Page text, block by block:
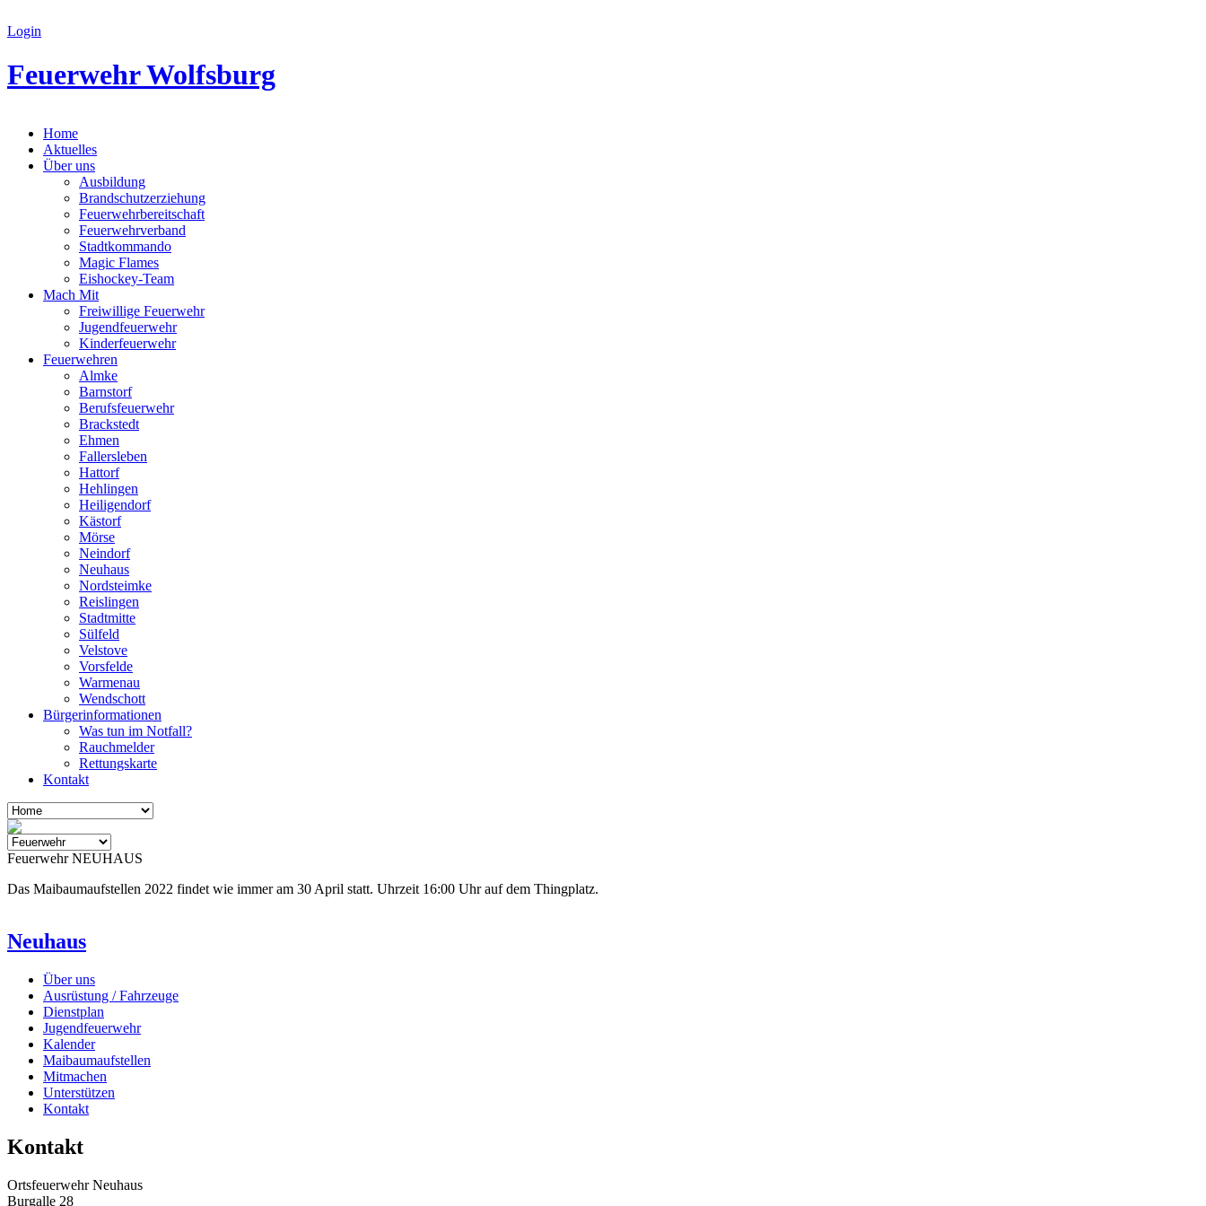
Login
Feuerwehr Wolfsburg
Home
Aktuelles
Über uns
Ausbildung
Brandschutzerziehung
Feuerwehrbereitschaft
Feuerwehrverband
Stadtkommando
Magic Flames
Eishockey-Team
Mach Mit
Freiwillige Feuerwehr
Jugendfeuerwehr
Kinderfeuerwehr
Feuerwehren
Almke
Barnstorf
Berufsfeuerwehr
Brackstedt
Ehmen
Fallersleben
Hattorf
Hehlingen
Heiligendorf
Kästorf
Mörse
Neindorf
Neuhaus
Nordsteimke
Reislingen
Stadtmitte
Sülfeld
Velstove
Vorsfelde
Warmenau
Wendschott
Bürgerinformationen
Was tun im Notfall?
Rauchmelder
Rettungskarte
Kontakt
Feuerwehr NEUHAUS
Das Maibaumaufstellen 2022 findet wie immer am 30 April statt. Uhrzeit 16:00 Uhr auf dem Thingplatz.
Neuhaus
Über uns
Ausrüstung / Fahrzeuge
Dienstplan
Jugendfeuerwehr
Kalender
Maibaumaufstellen
Mitmachen
Unterstützen
Kontakt
Kontakt
Ortsfeuerwehr Neuhaus
Burgalle 28